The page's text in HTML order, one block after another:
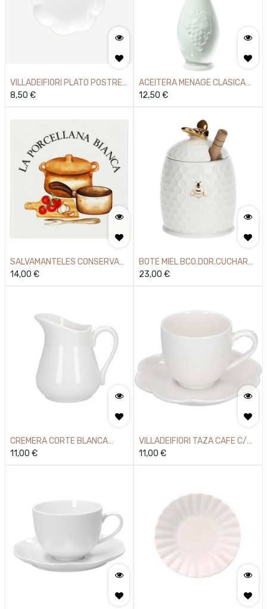
VILLADEIFIORI PLATO POSTRE
19CM
8,50 €
ACEITERA MENAGE CLASICA
0,25L
12,50 €
SALVAMANTELES CONSERVA
DECO 18X18
14,00 €
BOTE MIEL BCO.DOR.CUCHARA
4,5X3
23,00 €
CREMERA CORTE BLANCA
0,33L
11,00 €
VILLADEIFIORI TAZA CAFE C/P
0,09L
11,00 €